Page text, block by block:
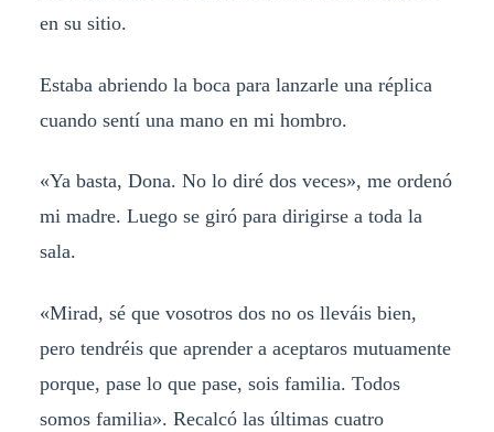
en su sitio.
Estaba abriendo la boca para lanzarle una réplica
cuando sentí una mano en mi hombro.
«Ya basta, Dona. No lo diré dos veces», me ordenó
mi madre. Luego se giró para dirigirse a toda la
sala.
«Mirad, sé que vosotros dos no os lleváis bien,
pero tendréis que aprender a aceptaros mutuamente
porque, pase lo que pase, sois familia. Todos
somos familia». Recalcó las últimas cuatro